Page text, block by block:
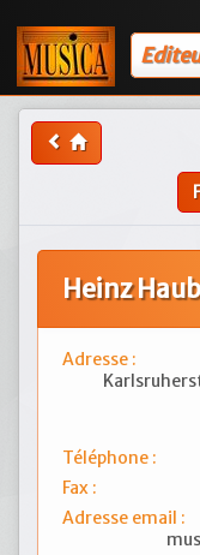
Heinz
Adresse :
Téléphone :
Fax :
Adresse email :